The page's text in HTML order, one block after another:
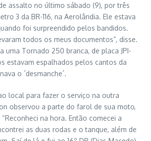
assalto no último sábado (9), por três
3 da BR-116, na Aerolândia. Ele estava
foi surpreendido pelos bandidos.
todos os meus documentos”, disse.
uma Tornado 250 branca, de placa JPI-
estavam espalhados pelos cantos da
o ´desmanche´.
local para fazer o serviço na outra
observou a parte do farol de sua moto,
na hora. Então comecei a
as duas rodas e o tanque, além de